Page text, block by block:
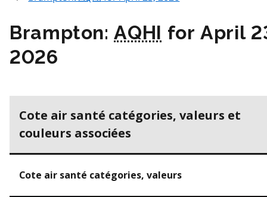
Brampton:AQHI for April
2026
Cote air santé catégories, valeurs et
couleurs associées
Cote air santé catégories, valeurs